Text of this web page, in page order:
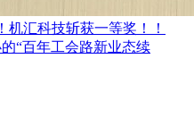
汇科技斩获一等奖！！
“百年工会路新业态续